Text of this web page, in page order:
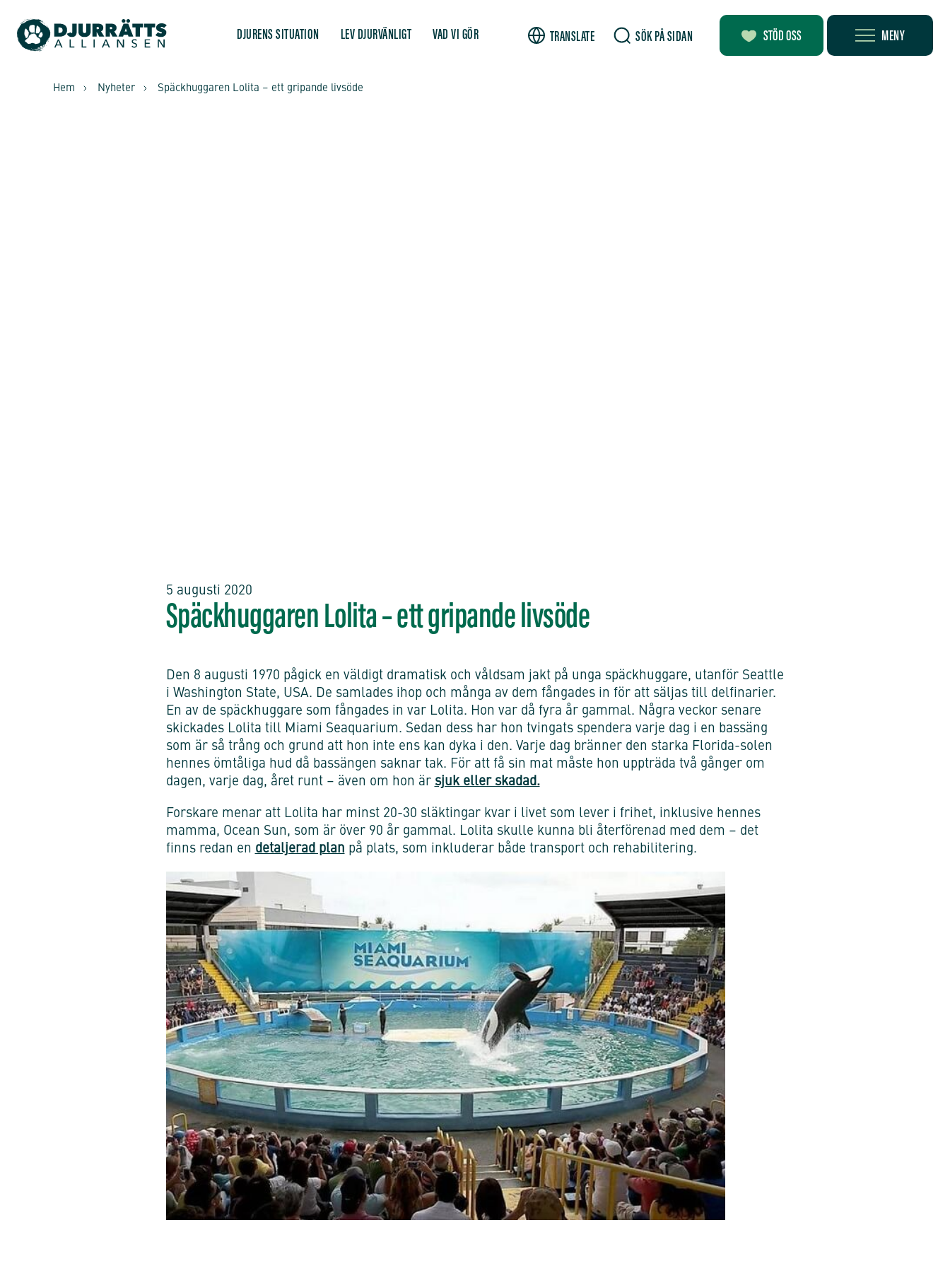
DJURENS SITUATION LEV DJURVÄNLIGT VAD VI GÖR TRANSLATE SÖK PÅ SIDAN STÖD OSS MENY
Hem Nyheter Späckhuggaren Lolita – ett gripande livsöde
5 augusti 2020
Späckhuggaren Lolita – ett gripande livsöde
Den 8 augusti 1970 pågick en väldigt dramatisk och våldsam jakt på unga späckhuggare, utanför Seattle
i Washington State, USA. De samlades ihop och många av dem fångades in för att säljas till delfinarier.
En av de späckhuggare som fångades in var Lolita. Hon var då fyra år gammal. Några veckor senare
skickades Lolita till Miami Seaquarium. Sedan dess har hon tvingats spendera varje dag i en bassäng
som är så trång och grund att hon inte ens kan dyka i den. Varje dag bränner den starka Florida-solen
hennes ömtåliga hud då bassängen saknar tak. För att få sin mat måste hon uppträda två gånger om
dagen, varje dag, året runt – även om hon är sjuk eller skadad.
Forskare menar att Lolita har minst 20-30 släktingar kvar i livet som lever i frihet, inklusive hennes
mamma, Ocean Sun, som är över 90 år gammal. Lolita skulle kunna bli återförenad med dem – det
finns redan en detaljerad plan på plats, som inkluderar både transport och rehabilitering.